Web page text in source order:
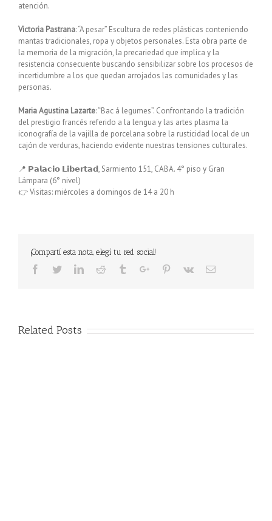
atención.
Victoria Pastrana: “A pesar” Escultura de redes plásticas conteniendo
mantas tradicionales, ropa y objetos personales. Esta obra parte de
la memoria de la migración, la precariedad que implica y la
resistencia consecuente buscando sensibilizar sobre los procesos de
incertidumbre a los que quedan arrojados las comunidades y las
personas.
Maria Agustina Lazarte: “Bac á legumes”. Confrontando la tradición
del prestigio francés referido a la lengua y las artes plasma la
iconografía de la vajilla de porcelana sobre la rusticidad local de un
cajón de verduras, haciendo evidente nuestras tensiones culturales.
📍 𝗣𝗮𝗹𝗮𝗰𝗶𝗼 𝗟𝗶𝗯𝗲𝗿𝘁𝗮𝗱, Sarmiento 151, CABA. 4° piso y Gran
Lámpara (6° nivel)
👉 Visitas: miércoles a domingos de 14 a 20 h
¡Compartí esta nota, elegí tu red social!
Facebook
TwitterLinkedinReddit TumblrGoogle+Pinterest
Vk Email
Related Posts